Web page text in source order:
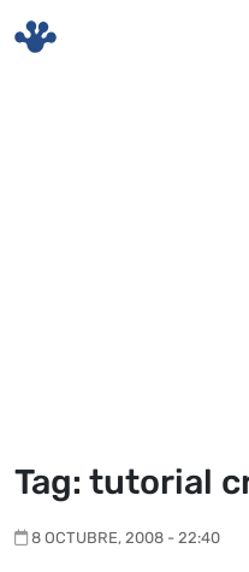
Tag: tutorial
8 OCTUBRE, 2008 - 22:40